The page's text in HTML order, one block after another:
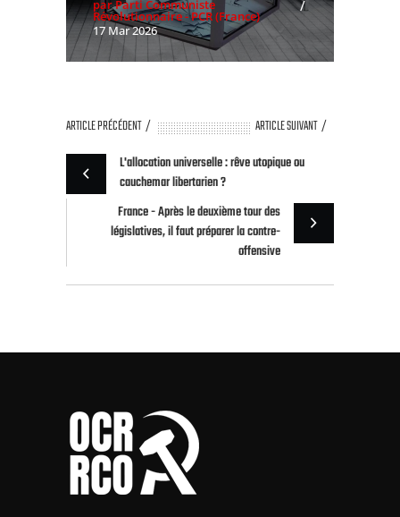
par Parti Communiste
Révolutionnaire - PCR (France)
17 Mar 2026
ARTICLE PRÉCÉDENT
ARTICLE SUIVANT
L'allocation universelle : rêve utopique ou
cauchemar libertarien ?
France - Après le deuxième tour des
législatives, il faut préparer la contre-
offensive